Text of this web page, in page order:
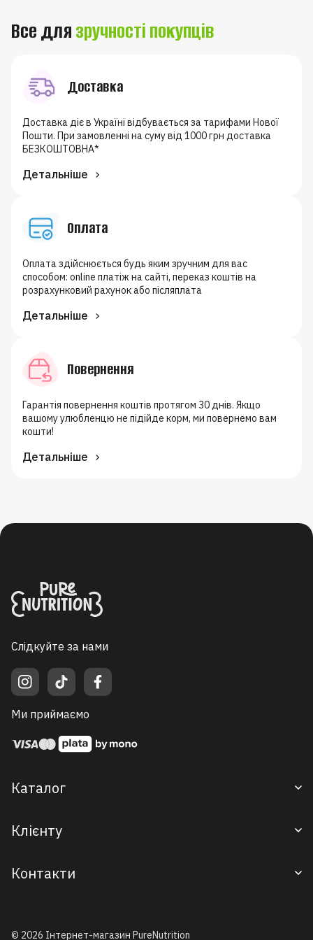
Все длязручності покупців
Доставка
Доставка діє в Україні відбувається за тарифами Нової
Пошти. При замовленні на суму від 1000 грн доставка
БЕЗКОШТОВНА*
Детальніше
Оплата
Оплата здійснюється будь яким зручним для вас
способом: online платіж на сайті, переказ коштів на
розрахунковий рахунок або післяплата
Детальніше
Повернення
Гарантія повернення коштів протягом 30 днів. Якщо
вашому улюбленцю не підійде корм, ми повернемо вам
кошти!
Детальніше
Слідкуйте за нами
Ми приймаємо
Каталог
Корм для малих порід
Смаколики
Клієнту
Контакти
Контакти
© 2026 Інтернет-магазин PureNutrition